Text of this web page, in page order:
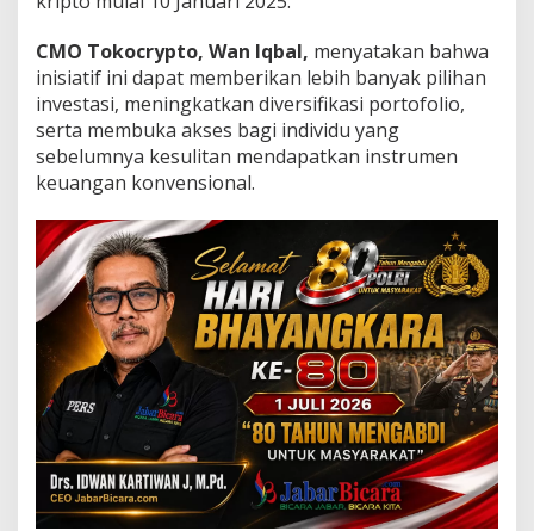
e
i
s
a
s
i
A
s
t
D
i
g
i
t
CMO Tokocrypto, Wan Iqbal, menyatakan bahwa
inisiatif ini dapat memberikan lebih banyak pilihan
investasi, meningkatkan diversifikasi portofolio,
serta membuka akses bagi individu yang
sebelumnya kesulitan mendapatkan instrumen
keuangan konvensional.